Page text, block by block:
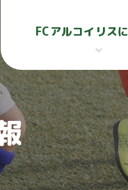
FCアルコイリス